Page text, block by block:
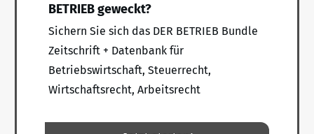
BETRIEB geweckt?
Sichern Sie sich das DER BETRIEB Bundle
Zeitschrift + Datenbank für
Betriebswirtschaft, Steuerrecht,
Wirtschaftsrecht, Arbeitsrecht